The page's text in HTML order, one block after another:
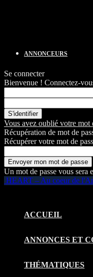
ANNONCEURS
Se connecter
Bienvenue ! Connectez-
Vous avez oublié votre mot
Récupération de mot de
Récupérer votre mot de
Un mot de passe vous sera
HEART – Au coeur de
ACCUEIL
ANNONCES ET
THÉMATIQUES